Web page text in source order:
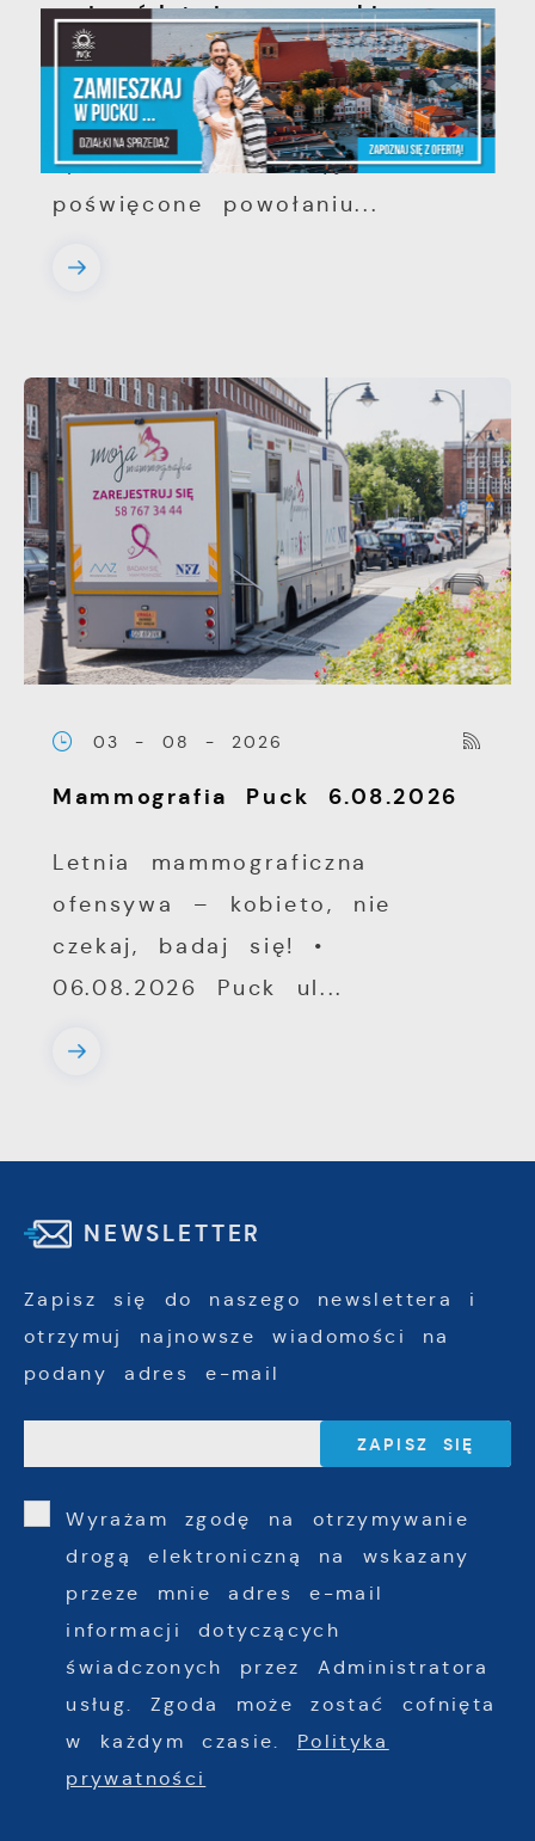
województwie pomorskim
Szanowni Państwo, serdecznie
zapraszamy na otwarte
spotkanie konsultacyjne,
poświęcone powołaniu...
03 - 08 - 2026
Mammografia Puck 6.08.2026
Letnia mammograficzna
ofensywa – kobieto, nie
czekaj, badaj się! •
06.08.2026 Puck ul...
NEWSLETTER
Zapisz się do naszego newslettera i
otrzymuj najnowsze wiadomości na
podany adres e-mail
Wyrażam zgodę na otrzymywanie
drogą elektroniczną na wskazany
przeze mnie adres e-mail
informacji dotyczących
świadczonych przez Administratora
usług. Zgoda może zostać cofnięta
w każdym czasie. Polityka
prywatności